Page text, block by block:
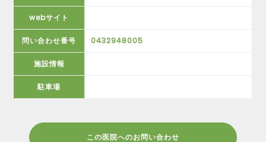
webサイト
問い合わせ番号 0432948005
施設情報
駐車場
この医院へのお問い合わせ